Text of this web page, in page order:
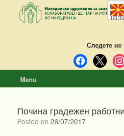
content
Следете не
facebook
x
Menu
Почина градежен
Posted on 26/07/2017